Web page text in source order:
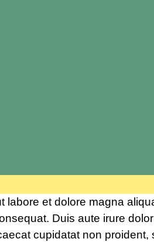
labore et dolore magna
Duis aute irure
cupidatat non proident,